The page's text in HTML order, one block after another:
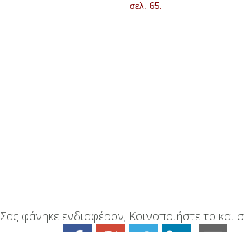
σελ. 65.
Σας φάνηκε ενδιαφέρον; Κοινοποιήστε το και